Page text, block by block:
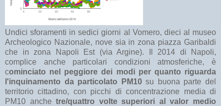
Undici sforamenti in sedici giorni al Vomero, dieci al museo
Archeologico Nazionale, nove sia in zona piazza Garibaldi
che in zona Napoli Est (via Argine). Il 2014 di Napoli,
complice anche particolari condizioni atmosferiche, è
cominciato nel peggiore dei modi per quanto riguarda
l'inquinamento da particolato PM10su buona parte del
territorio cittadino, con picchi di concentrazione media di
PM10 anchetre/quattro volte superiori al valor medio